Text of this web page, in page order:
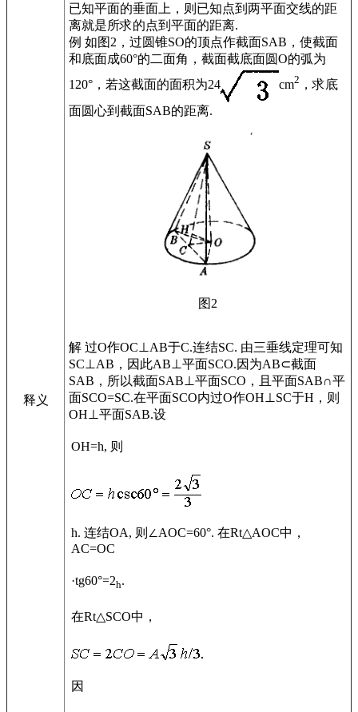
释义
已知平面的垂面上，则已知点到两平面交线的距
离就是所求的点到平面的距离.
例 如图2，过圆锥SO的顶点作截面SAB，使截面
和底面成60°的二面角，截面截底面圆O的弧为
120°，若这截面的面积为24
cm2 ，求底
面圆心到截面SAB的距离.
图2
解 过O作OC⊥AB于C.连结SC. 由三垂线定理可知
SC⊥AB，因此AB⊥平面SCO.因为AB⊂截面
SAB，所以截面SAB⊥平面SCO，且平面SAB∩平
面SCO=SC.在平面SCO内过O作OH⊥SC于H，则
OH⊥平面SAB.设
OH=h, 则
h. 连结OA, 则∠AOC=60°. 在Rt△AOC中，
AC=OC
·tg60°=2h.
在Rt△SCO中，
因